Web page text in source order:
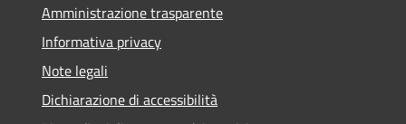
Amministrazione trasparente
Informativa privacy
Note legali
Dichiarazione di accessibilità